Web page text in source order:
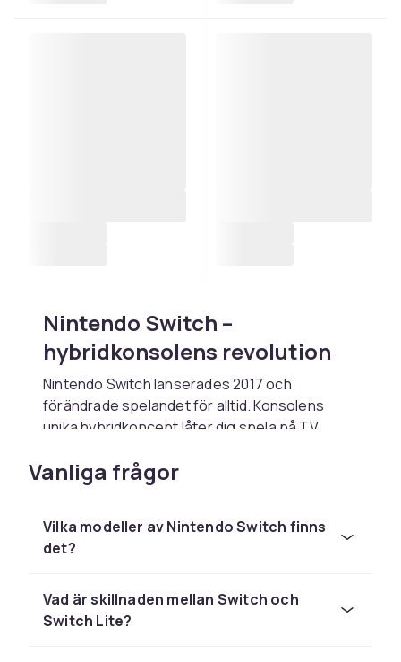
Nintendo Switch –
hybridkonsolens revolution
Nintendo Switch lanserades 2017 och
förändrade spelandet för alltid. Konsolens
unika hybridkoncept låter dig spela på TV
fortsätta spela handhållet – utan att förlora
framsteg. Joy-Con-handkontrollerna kan
separata handkontroller i varje hand, eller i
konsolläge.
Nintendo Switch OLED – den
bästa Switch-modellen
Vanliga frågor
Vilka modeller av Nintendo Switch finns
det?
Vad är skillnaden mellan Switch och
Switch Lite?